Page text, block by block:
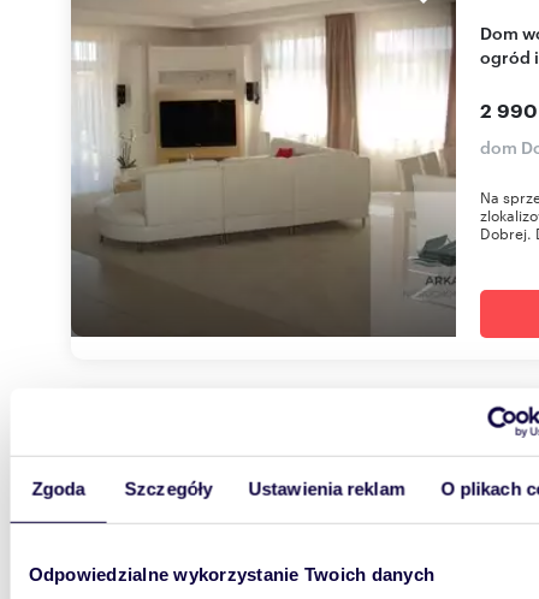
Zgoda Szczegóły Ustawienia reklam O plikach
Odpowiedzialne wykorzystanie Twoich danych
Dom wolnostojący w stylu dworskim, 184 m2,
ogród
2
dom
Na
Dobrej.
97,73
287